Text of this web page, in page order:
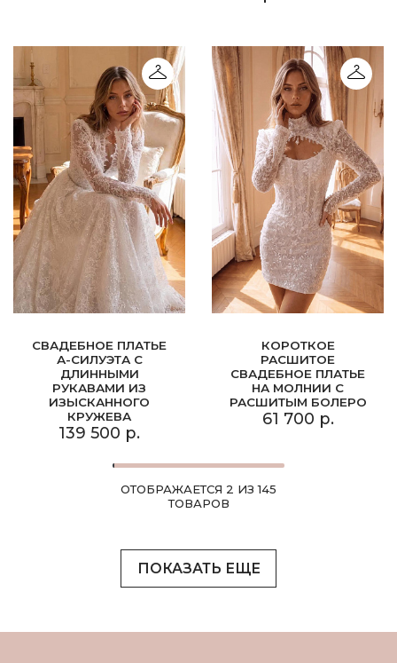
СВАДЕБНОЕ ПЛАТЬЕ
А-СИЛУЭТА С
ДЛИННЫМИ
РУКАВАМИ ИЗ
ИЗЫСКАННОГО
КРУЖЕВА
139 500 р.
КОРОТКОЕ
РАСШИТОЕ
СВАДЕБНОЕ ПЛАТЬЕ
НА МОЛНИИ С
РАСШИТЫМ БОЛЕРО
61 700 р.
ОТОБРАЖАЕТСЯ 2 ИЗ 145
ТОВАРОВ
ПОКАЗАТЬ ЕЩЕ